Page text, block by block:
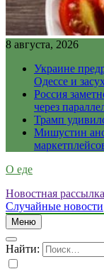
8 августа, 2026
Украине
Одессе и
Россия
через
Трамп
Мишустин
О еде
Новостная рассылка
Случайные новости
Меню
Найти: